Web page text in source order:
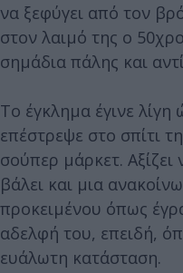
να ξεφύγει από τον
στον λαιμό της ο
σημάδια πάλης και
Το έγκλημα έγινε
επέστρεψε στο σπίτι
σούπερ μάρκετ. Αξίζει
βάλει και μια
προκειμένου όπως
αδελφή του, επειδή,
ευάλωτη κατάσταση.